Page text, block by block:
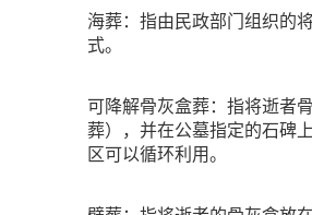
海葬：指由民政部门组织的
式。
可降解骨灰盒葬：指将逝者
葬），并在公墓指定的石碑
区可以循环利用。